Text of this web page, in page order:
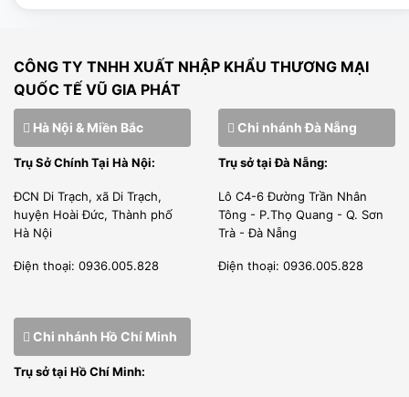
CÔNG TY TNHH XUẤT NHẬP KHẨU THƯƠNG MẠI
QUỐC TẾ VŨ GIA PHÁT
Hà Nội & Miền Bắc
Trụ Sở Chính Tại Hà Nội:
ĐCN Di Trạch, xã Di Trạch,
huyện Hoài Đức, Thành phố
Hà Nội
Điện thoại: 0936.005.828
Chi nhánh Đà Nẵng
Trụ sở tại Đà Nẵng:
Lô C4-6 Đường Trần Nhân
Tông - P.Thọ Quang - Q. Sơn
Trà - Đà Nẵng
Điện thoại: 0936.005.828
Chi nhánh Hồ Chí Minh
Trụ sở tại Hồ Chí Minh: